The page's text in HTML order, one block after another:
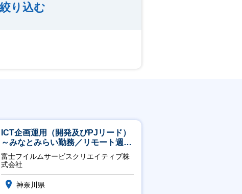
り込む
ICT企画運用（開発及びPJリード）
～みなとみらい勤務／リモート週
2OK／業務改善～
富士フイルムサービスクリエイティブ株
式会社
神奈川県